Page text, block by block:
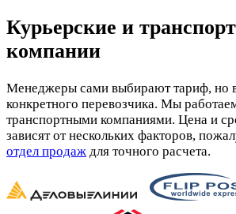
Курьерские и
компании
Менеджеры сами выбирают тариф, но
конкретного перевозчика. Мы
транспортными компаниями. Цена и
зависят от нескольких факторов,
отдел продаж для точного расчета.